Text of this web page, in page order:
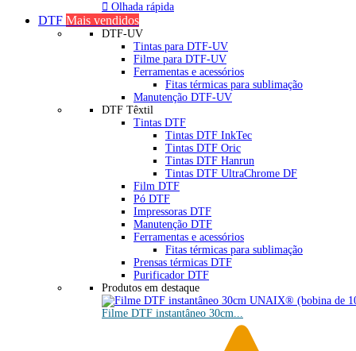
 Olhada rápida
DTF Mais vendidos
DTF-UV
Tintas para DTF-UV
Filme para DTF-UV
Ferramentas e acessórios
Fitas térmicas para sublimação
Manutenção DTF-UV
DTF Têxtil
Tintas DTF
Tintas DTF InkTec
Tintas DTF Oric
Tintas DTF Hanrun
Tintas DTF UltraChrome DF
Film DTF
Pó DTF
Impressoras DTF
Manutenção DTF
Ferramentas e acessórios
Fitas térmicas para sublimação
Prensas térmicas DTF
Purificador DTF
Produtos em destaque
Filme DTF instantâneo 30cm...